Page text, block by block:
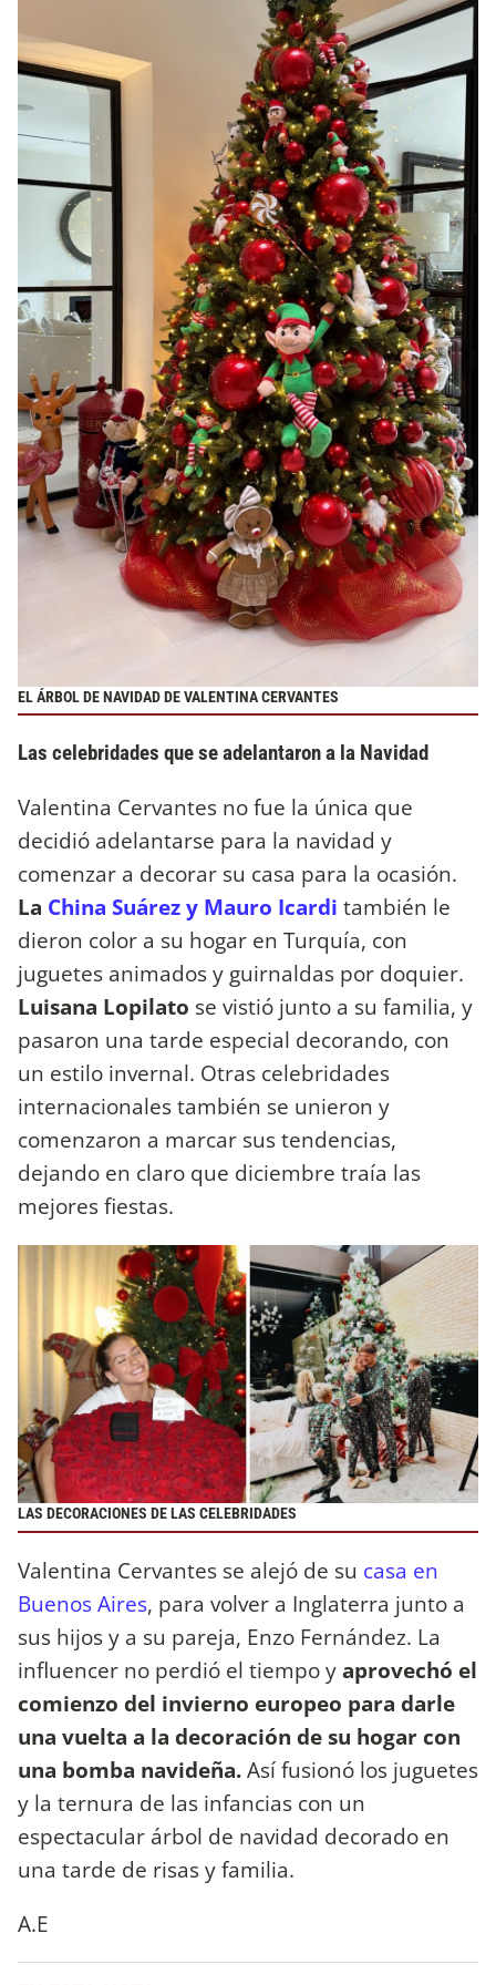
EL ÁRBOL DE NAVIDAD DE VALENTINA CERVANTES
Las celebridades que se adelantaron a la Navidad
Valentina Cervantes no fue la única que
decidió adelantarse para la navidad y
comenzar a decorar su casa para la ocasión.
La China Suárez y Mauro Icardi también le
dieron color a su hogar en Turquía, con
juguetes animados y guirnaldas por doquier.
Luisana Lopilato se vistió junto a su familia, y
pasaron una tarde especial decorando, con
un estilo invernal. Otras celebridades
internacionales también se unieron y
comenzaron a marcar sus tendencias,
dejando en claro que diciembre traía las
mejores fiestas.
LAS DECORACIONES DE LAS CELEBRIDADES
Valentina Cervantes se alejó de su casa en
Buenos Aires, para volver a Inglaterra junto a
sus hijos y a su pareja, Enzo Fernández. La
influencer no perdió el tiempo yaprovechó el
comienzo del invierno europeo para darle
una vuelta a la decoración de su hogar con
una bomba navideña.Así fusionó los juguetes
y la ternura de las infancias con un
espectacular árbol de navidad decorado en
una tarde de risas y familia.
A.E